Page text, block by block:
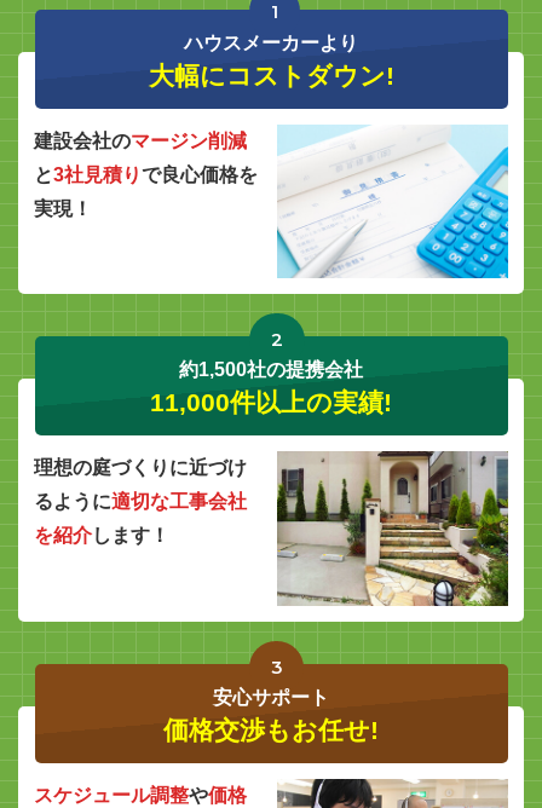
1
ハウスメーカーより
大幅にコストダウン!
建設会社のマージン削減
と3社見積りで良心価格を
実現！
2
約1,500社の提携会社
11,000件以上の実績!
理想の庭づくりに近づけ
るように適切な工事会社
を紹介します！
3
安心サポート
価格交渉もお任せ!
スケジュール調整や価格